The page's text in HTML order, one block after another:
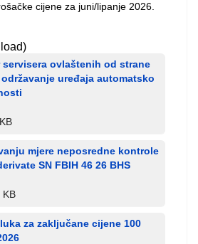
cijene za juni/lipanje 2026.
ovlaštenih od strane
uređaja automatsko
mjere neposredne kontrole
SN FBIH 46 26 BHS
KB
za zaključane cijene 100